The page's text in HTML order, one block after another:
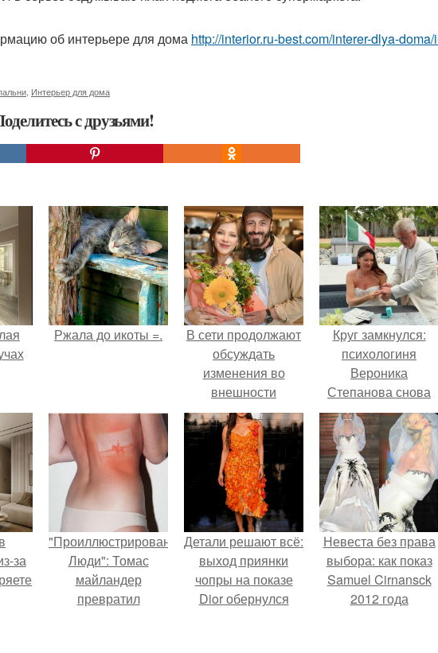
об интерьере для дома http://interior.ru-best.com/interer-dlya-
Интерьер для дома
с друзьями!
Ржала до икоты =.
В сети продолжают
обсуждать
изменения во
внешности
актрисы.
Круг замкнулся:
психологиня
Вероника
Степанова снова
вышла замуж за
собственного
бывшего мужа.
за
"Проиллюстрированные
Люди": Томас
майландер
превратил
Детали решают всё:
выход приянки
чопры на показе
Dior обернулся
Невеста без права
выбора: как показ
Samuel Cirnansck
2012 года